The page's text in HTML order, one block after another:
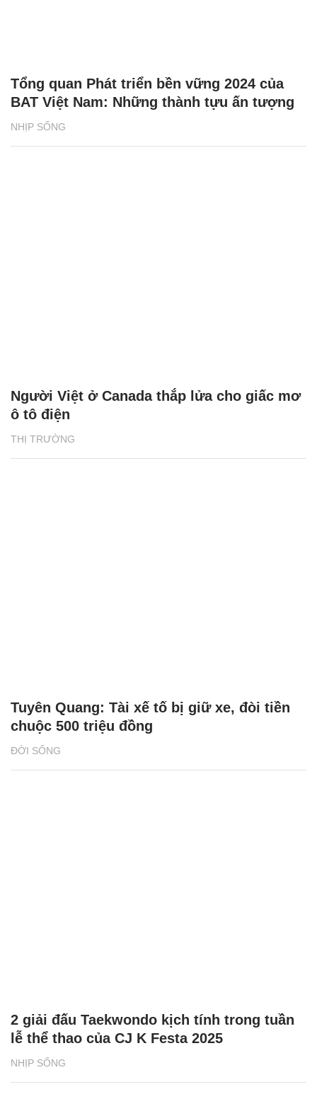
NHỊP SỐNG
Tổng quan Phát triển bền vững 2024 của
BAT Việt Nam: Những thành tựu ấn tượng
THỊ TRƯỜNG
Người Việt ở Canada thắp lửa cho giấc mơ
ô tô điện
ĐỜI SỐNG
Tuyên Quang: Tài xế tố bị giữ xe, đòi tiền
chuộc 500 triệu đồng
NHỊP SỐNG
2 giải đấu Taekwondo kịch tính trong tuần
lễ thể thao của CJ K Festa 2025